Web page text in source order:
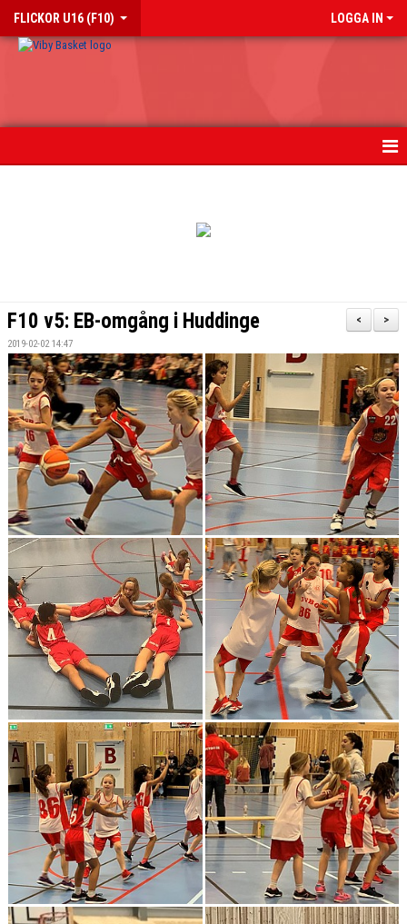
FLICKOR U16 (F10) LOGGA IN
TRUPPEN
BILDGALLERI 2018-2023
BILDGALLERI 2024 O FRAMÅT
DOKUMENT
KONTAKT
BEAT-THE-PRO
CUPRESULTAT
>
<
F10 v5: EB-omgång i Huddinge
2019-02-02 14:47